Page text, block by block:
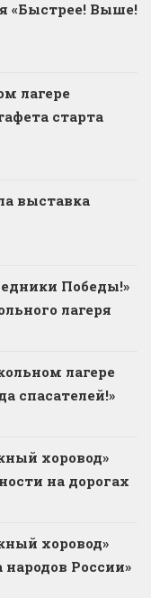
«Быстрее! Выше!
лагере
старта
выставка
Победы!»
лагеря
лагере
спасателей!»
хоровод»
на дорогах
хоровод»
России»